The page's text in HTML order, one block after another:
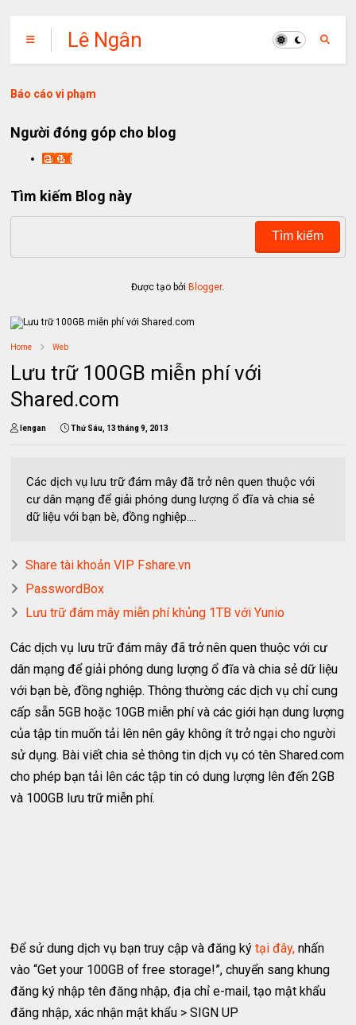
Lê Ngân
Báo cáo vi phạm
Người đóng góp cho blog
lengan
Tìm kiếm Blog này
Được tạo bởiBlogger.
Home Web
Lưu trữ 100GB miễn phí với
Shared.com
lengan Thứ Sáu, 13 tháng 9, 2013
Các dịch vụ lưu trữ đám mây đã trở nên quen thuộc với
cư dân mạng để giải phóng dung lượng ổ đĩa và chia sẻ
dữ liệu với bạn bè, đồng nghiệp....
Share tài khoản VIP Fshare.vn
PasswordBox
Lưu trữ đám mây miễn phí khủng 1TB với Yunio
Các dịch vụ lưu trữ đám mây đã trở nên quen thuộc với cư
dân mạng để giải phóng dung lượng ổ đĩa và chia sẻ dữ liệu
với bạn bè, đồng nghiệp. Thông thường các dịch vụ chỉ cung
cấp sẵn 5GB hoặc 10GB miễn phí và các giới hạn dung lượng
của tập tin muốn tải lên nên gây không ít trở ngại cho người
sử dụng. Bài viết chia sẻ thông tin dịch vụ có tên Shared.com
cho phép bạn tải lên các tập tin có dung lượng lên đến 2GB
và 100GB lưu trữ miễn phí.
Để sử dung dịch vụ bạn truy cập và đăng kýtại đây, nhấn
vào “Get your 100GB of free storage!”, chuyển sang khung
đăng ký nhập tên đăng nhập, địa chỉ e-mail, tạo mật khẩu
đăng nhập, xác nhận mật khẩu > SIGN UP